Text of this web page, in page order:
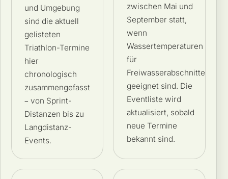
und Umgebung
sind die aktuell
gelisteten
Triathlon-Termine
hier
chronologisch
zusammengefasst
– von Sprint-
Distanzen bis zu
Langdistanz-
Events.
zwischen Mai und
September statt,
wenn
Wassertemperaturen
für
Freiwasserabschnitte
geeignet sind. Die
Eventliste wird
aktualisiert, sobald
neue Termine
bekannt sind.